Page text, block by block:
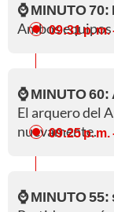
⌚ MINUTO
Ambos equipos
09:31 p. m.
⌚ MINUTO
El arquero del
nuevamente.
09:25 p. m.
⌚ MINUTO